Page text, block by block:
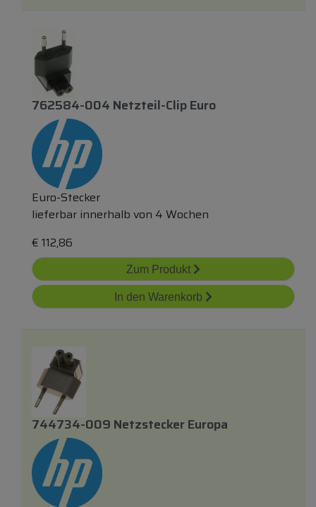
762584-004 Netzteil-Clip Euro
Euro-Stecker
lieferbar innerhalb von 4 Wochen
€ 112,86
Zum Produkt
In den Warenkorb
744734-009 Netzstecker Europa